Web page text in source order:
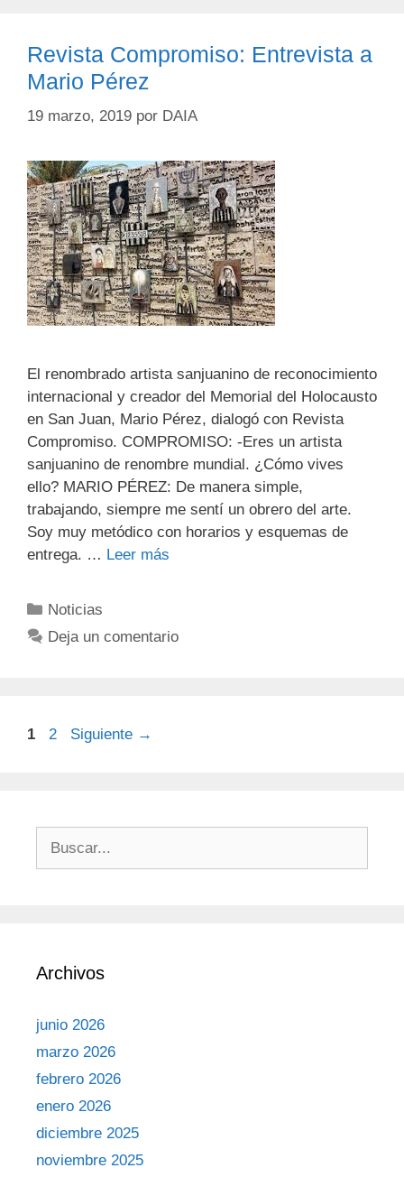
Revista Compromiso: Entrevista a
Mario Pérez
19 marzo, 2019 por DAIA
El renombrado artista sanjuanino de reconocimiento
internacional y creador del Memorial del Holocausto
en San Juan, Mario Pérez, dialogó con Revista
Compromiso. COMPROMISO: -Eres un artista
sanjuanino de renombre mundial. ¿Cómo vives
ello? MARIO PÉREZ: De manera simple,
trabajando, siempre me sentí un obrero del arte.
Soy muy metódico con horarios y esquemas de
entrega. … Leer más
Noticias
Deja un comentario
1 2 Siguiente →
Archivos
junio 2026
marzo 2026
febrero 2026
enero 2026
diciembre 2025
noviembre 2025